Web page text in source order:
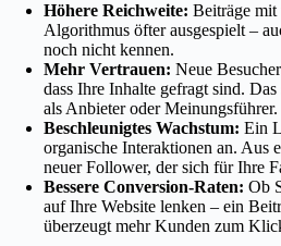
Höhere Reichweite: Beiträge
Algorithmus öfter ausgespielt –
noch nicht kennen.
Mehr Vertrauen: Neue
dass Ihre Inhalte gefragt sind.
als Anbieter oder Meinungsführer.
Beschleunigtes Wachstum: Ein
organische Interaktionen an. Aus
neuer Follower, der sich für Ihre
Bessere Conversion-Raten: Ob
auf Ihre Website lenken – ein
überzeugt mehr Kunden zum